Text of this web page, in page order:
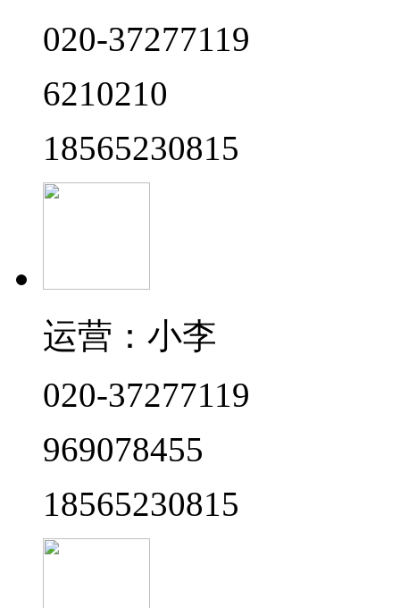
020-37277119
6210210
18565230815
运营：小李
020-37277119
969078455
18565230815